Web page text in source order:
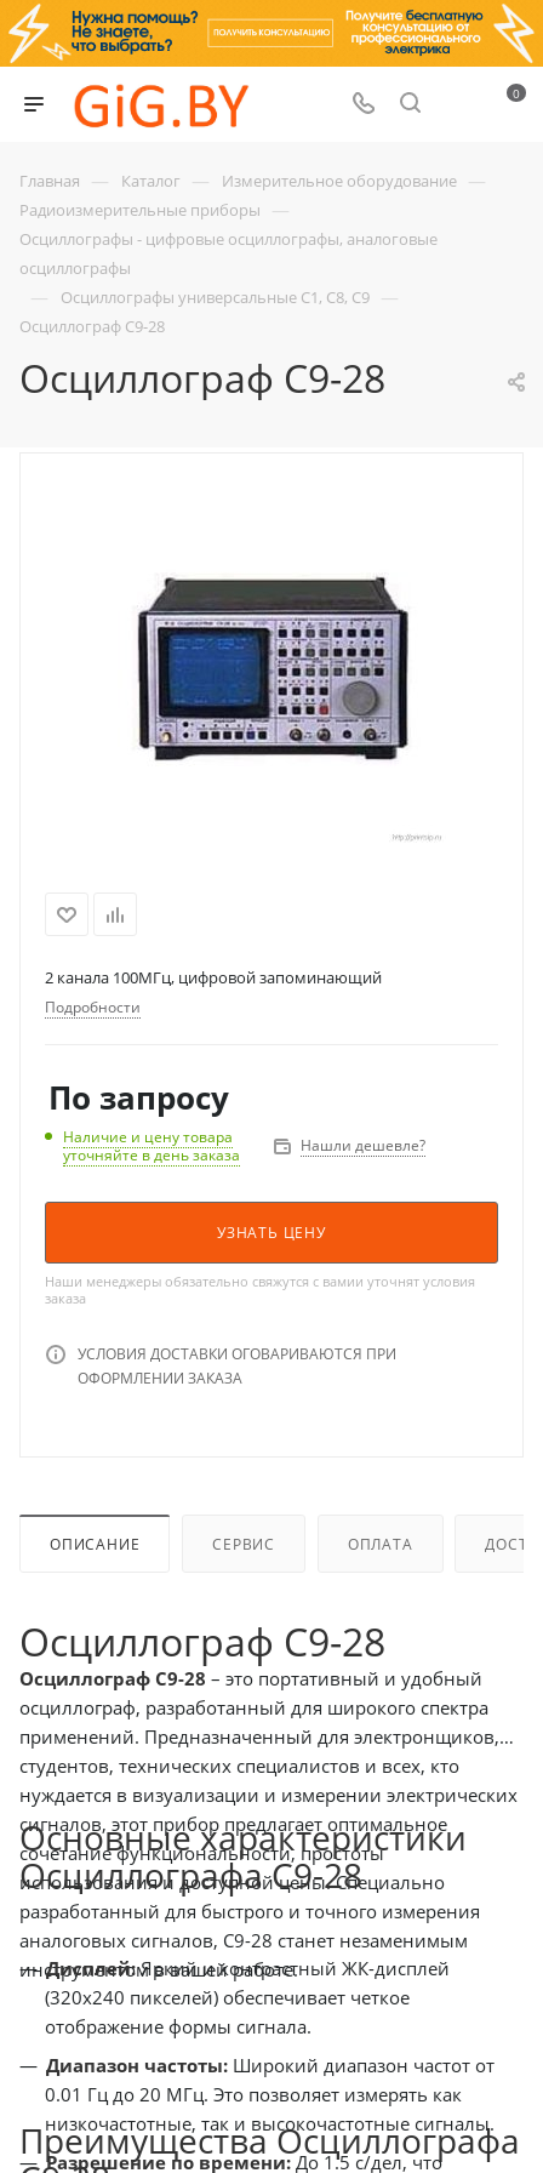
0
Главная — Каталог — Измерительное оборудование —
Радиоизмерительные приборы —
Осциллографы - цифровые осциллографы, аналоговые
осциллографы
— Осциллографы универсальные С1, С8, С9 —
Осциллограф С9-28
Осциллограф С9-28
2 канала 100МГц, цифровой запоминающий
Подробности
По запросу
Наличие и цену товара
уточняйте в день заказа
Нашли дешевле?
УЗНАТЬ ЦЕНУ
Наши менеджеры обязательно свяжутся с вамии уточнят условия
заказа
УСЛОВИЯ ДОСТАВКИ ОГОВАРИВАЮТСЯ ПРИ
ОФОРМЛЕНИИ ЗАКАЗА
ОПИСАНИЕ СЕРВИС ОПЛАТА
Осциллограф С9-28
Осциллограф С9-28 – это портативный и удобный
осциллограф, разработанный для широкого спектра
применений. Предназначенный для электронщиков,
студентов, технических специалистов и всех, кто
нуждается в визуализации и измерении электрических
сигналов, этот прибор предлагает оптимальное
сочетание функциональности, простоты
использования и доступной цены. Специально
разработанный для быстрого и точного измерения
аналоговых сигналов, С9-28 станет незаменимым
инструментом в вашей работе.
Основные характеристики
Осциллографа С9-28
Дисплей:Яркий и контрастный ЖК-дисплей
(320x240 пикселей) обеспечивает четкое
отображение формы сигнала.
Диапазон частоты: Широкий диапазон частот от
0.01 Гц до 20 МГц. Это позволяет измерять как
низкочастотные, так и высокочастотные сигналы.
Разрешение по времени: До 1.5 с/дел, что
Преимущества Осциллографа